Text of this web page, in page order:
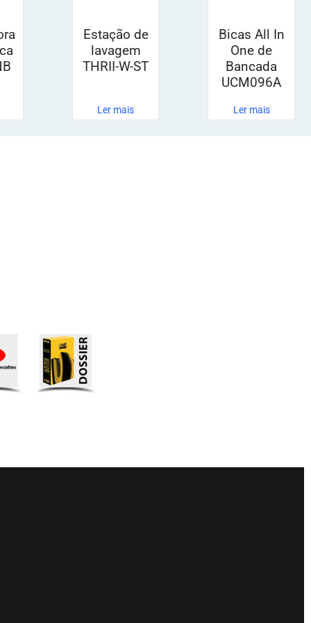
Estação de
lavagem
THRII-W-ST
Ler mais
Bicas All In
One de
Bancada
UCM096A
Ler mais